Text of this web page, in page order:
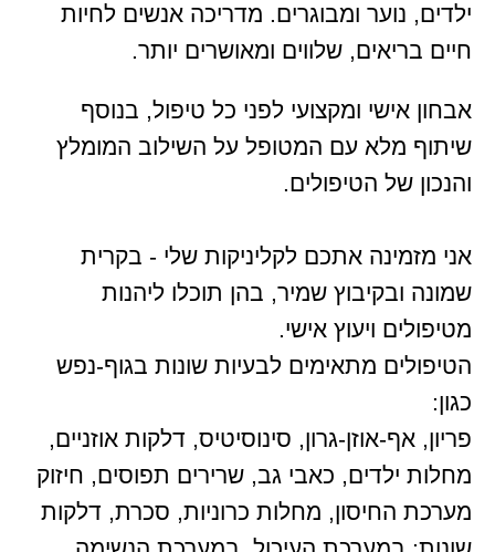
ילדים, נוער ומבוגרים. מדריכה אנשים לחיות
חיים בריאים, שלווים ומאושרים יותר.
אבחון אישי ומקצועי לפני כל טיפול, בנוסף
שיתוף מלא עם המטופל על השילוב המומלץ
והנכון של הטיפולים.
אני מזמינה אתכם לקליניקות שלי - בקרית
שמונה ובקיבוץ שמיר, בהן תוכלו ליהנות
מטיפולים ויעוץ אישי.
הטיפולים מתאימים לבעיות שונות בגוף-נפש
כגון:
פריון, אף-אוזן-גרון, סינוסיטיס, דלקות אוזניים,
מחלות ילדים, כאבי גב, שרירים תפוסים, חיזוק
מערכת החיסון, מחלות כרוניות, סכרת, דלקות